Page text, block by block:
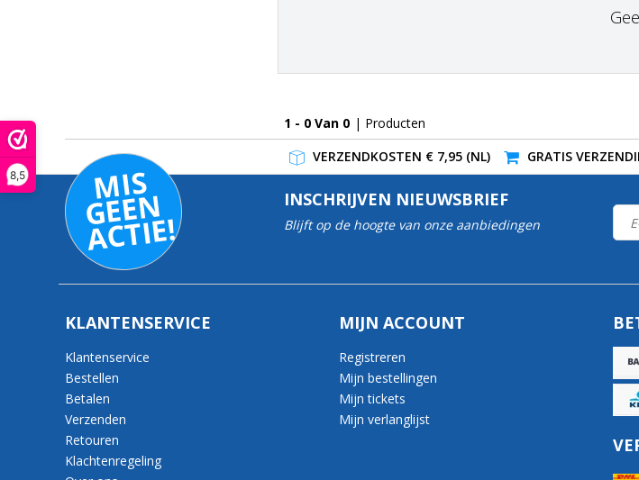
8,5
1 - 0 Van 0 | Producten
VERZENDKOSTEN € 7,95 (NL)
GRATIS
MI
S
G
E
E
N
A
C
TI
E!
INSCHRIJVEN NIEUWSBRIEF
Blijft op de hoogte van onze aanbiedingen
KLANTENSERVICE
Klantenservice
Bestellen
Betalen
Verzenden
Retouren
Klachtenregeling
MIJN ACCOUNT
Registreren
Mijn bestellingen
Mijn tickets
Mijn verlanglijst